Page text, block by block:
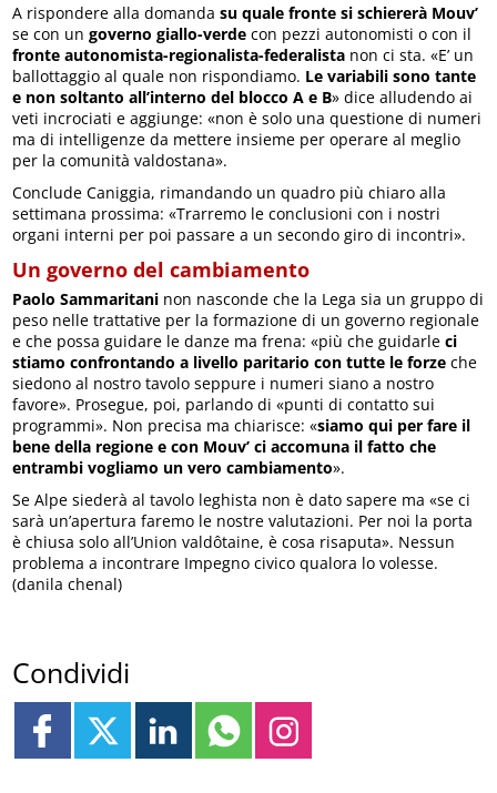
A rispondere alla domandasu quale fronte si schiererà Mouv’
se con ungoverno giallo-verde con pezzi autonomisti o con il
fronte autonomista-regionalista-federalista non ci sta. «E’ un
ballottaggio al quale non rispondiamo. Le variabili sono tante
e non soltanto all’interno del blocco A e B» dice alludendo ai
veti incrociati e aggiunge: «non è solo una questione di numeri
ma di intelligenze da mettere insieme per operare al meglio
per la comunità valdostana».
Conclude Caniggia, rimandando un quadro più chiaro alla
settimana prossima: «Trarremo le conclusioni con i nostri
organi interni per poi passare a un secondo giro di incontri».
Un governo del cambiamento
Paolo Sammaritani non nasconde che la Lega sia un gruppo di
peso nelle trattative per la formazione di un governo regionale
e che possa guidare le danze ma frena: «più che guidarle ci
stiamo confrontando a livello paritario con tutte le forze che
siedono al nostro tavolo seppure i numeri siano a nostro
favore». Prosegue, poi, parlando di «punti di contatto sui
programmi». Non precisa ma chiarisce: «siamo qui per fare il
bene della regione e con Mouv’ ci accomuna il fatto che
entrambi vogliamo un vero cambiamento».
Se Alpe siederà al tavolo leghista non è dato sapere ma «se ci
sarà un’apertura faremo le nostre valutazioni. Per noi la porta
è chiusa solo all’Union valdôtaine, è cosa risaputa». Nessun
problema a incontrare Impegno civico qualora lo volesse.
(danila chenal)
Condividi